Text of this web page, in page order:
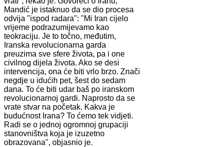
Mandić je istaknuo da se dio procesa
odvija "ispod radara": "Mi Iran cijelo
vrijeme podrazumijevamo kao
teokraciju. Je to točno, međutim,
Iranska revolucionarna garda
preuzima sve sfere života, pa i one
civilnog dijela života. Ako se desi
intervencija, ona će biti vrlo brzo. Znači
negdje u idućih pet, šest do sedam
dana. To će biti udar baš po iranskom
revolucionarnoj gardi. Naprosto da se
vrate stvar na početak. Kakva je
budućnost Irana? To ćemo tek vidjeti.
Radi se o jednoj ogromnoj grupaciji
stanovništva koja je izuzetno
obrazovana", objasnio je.